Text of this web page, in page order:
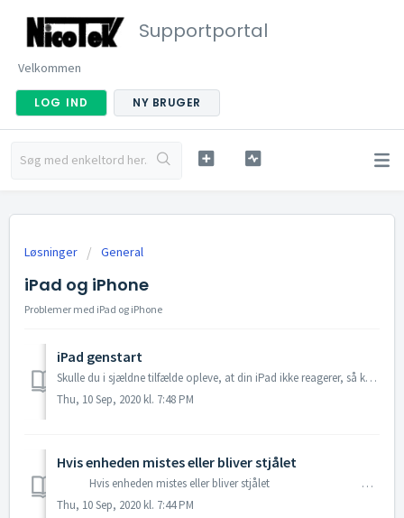
Supportportal
Velkommen
LOG IND NY BRUGER
Løsninger General
iPad og iPhone
Problemer med iPad og iPhone
iPad genstart
Skulle du i sjældne tilfælde opleve, at din iPad ikke reagerer, så kan den nemt genstartes Hvordan du gør afhænger af hvilken iPad du har. Her skelnes...
Thu, 10 Sep, 2020 kl. 7:48 PM
Hvis enheden mistes eller bliver stjålet
Hvis enheden mistes eller bliver stjålet Hvis enheden mistes eller bliver stjålet Hvis din enhed bliver væk...
Thu, 10 Sep, 2020 kl. 7:44 PM